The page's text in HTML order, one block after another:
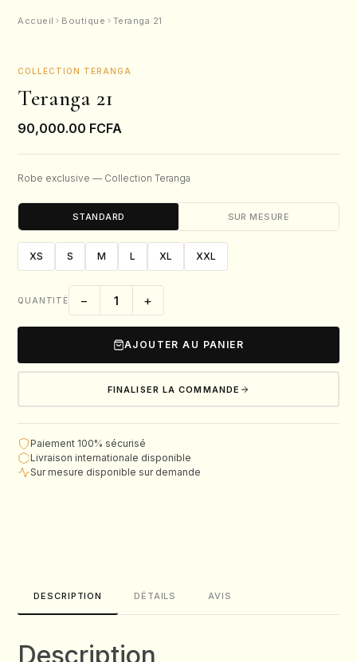
Accueil Boutique Teranga 21
COLLECTION TERANGA
Teranga 21
90,000.00 FCFA
Robe exclusive — Collection Teranga
STANDARD SUR MESURE
XS S M L XL XXL
QUANTITÉ − +
AJOUTER AU PANIER
FINALISER LA COMMANDE
Paiement 100% sécurisé
Livraison internationale disponible
Sur mesure disponible sur demande
DESCRIPTION DÉTAILS AVIS
Description